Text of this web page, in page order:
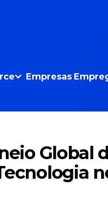
Empresas
Global